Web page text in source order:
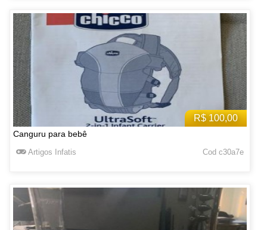
R$ 100,00
Canguru para bebê
Artigos Infatis Cod c30a7e